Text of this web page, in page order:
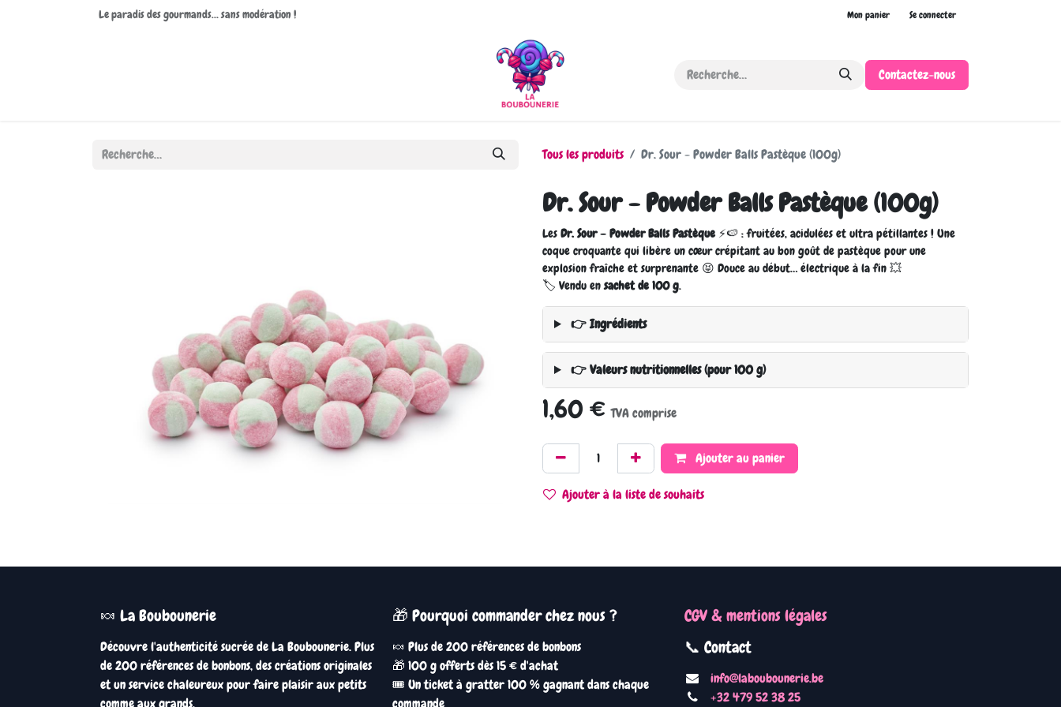
Le paradis des gourmands… sans modération ! Mon panier Se connecter
Contactez-nous
Tous les produits Dr. Sour - Powder Balls Pastèque (100g)
Dr. Sour - Powder Balls Pastèque (100g)
Les Dr. Sour – Powder Balls Pastèque⚡🍉 : fruitées, acidulées et ultra pétillantes ! Une
coque croquante qui libère un cœur crépitant au bon goût de pastèque pour une
explosion fraîche et surprenante 😝 Douce au début… électrique à la fin 💥
🏷️ Vendu ensachet de 100 g.
👉 Ingrédients
👉 Valeurs nutritionnelles (pour 100 g)
1,60 € TVA comprise
Ajouter au panier
Ajouter à la liste de souhaits
🍬 La Boubounerie
Découvre l'authenticité sucrée de La Boubounerie. Plus
de 200 références de bonbons, des créations originales
et un service chaleureux pour faire plaisir aux petits
comme aux grands.
🎁 Pourquoi commander chez nous ?
🍬 Plus de 200 références de bonbons
🎁 100 g offerts dès 15 € d'achat
🎟️ Un ticket à gratter 100 % gagnant dans chaque
commande
CGV & mentions légales
📞 Contact
info@laboubounerie.be
+32 479 52 38 25